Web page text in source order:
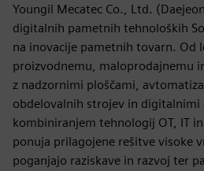
Youngil Mecatec Co., Ltd.
digitalnih pametnih tehnoloških
na inovacije pametnih tovarn. Od
proizvodnemu, maloprodajnemu
z nadzornimi ploščami,
obdelovalnih strojev in
kombiniranjem tehnologij OT, IT
ponuja prilagojene rešitve visoke
poganjajo raziskave in razvoj ter